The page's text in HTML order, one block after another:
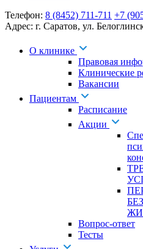
Телефон: 8 (8452) 711-711 +7
Адрес: г. Саратов, ул.
О клинике
Правовая
Клинические
Вакансии
Пациентам
Расписание
Акции
Вопрос-ответ
Тесты